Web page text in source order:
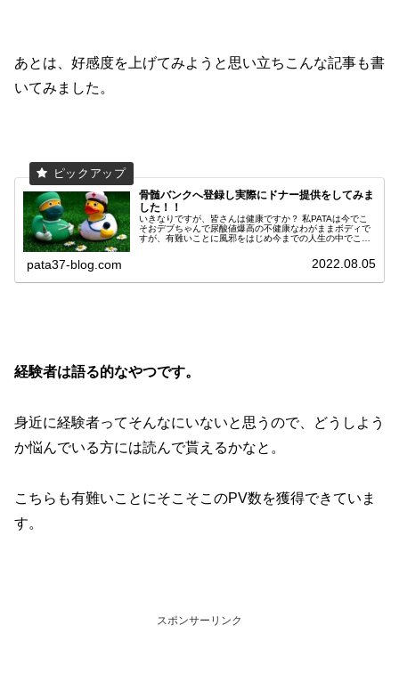
あとは、好感度を上げてみようと思い立ちこんな記事も書
いてみました。
骨髄バンクへ登録し実際にドナー提供をしてみま
した！！
いきなりですが、皆さんは健康ですか？ 私PATAは今でこ
そおデブちゃんで尿酸値爆高の不健康なわがままボディで
すが、有難いことに風邪をはじめ今までの人生の中でこれ
pata37-blog.com 2022.08.05
経験者は語る的なやつです。
身近に経験者ってそんなにいないと思うので、どうしよう
か悩んでいる方には読んで貰えるかなと。
こちらも有難いことにそこそこのPV数を獲得できていま
す。
スポンサーリンク